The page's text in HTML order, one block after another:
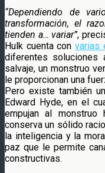
“Dependiendo de
transformación, el
tienden a… variar”,
Hulk cuenta convarias
diferentes soluciones
salvaje, un monstruo
le proporcionan una
Pero existe también
Edward Hyde, en el
empujan al monstruo
conserva un sólido
la inteligencia y la
paz que le permite
constructivas.